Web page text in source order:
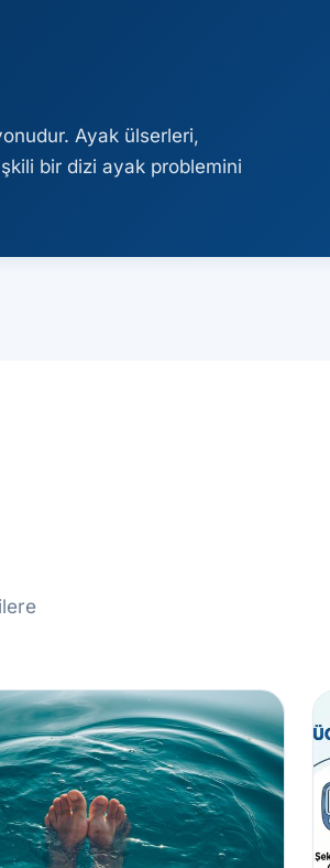
Ayak ülserleri,
bir dizi ayak problemini